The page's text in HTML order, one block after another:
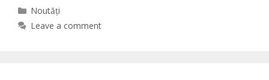
Categories
Noutăți
Leave a comment